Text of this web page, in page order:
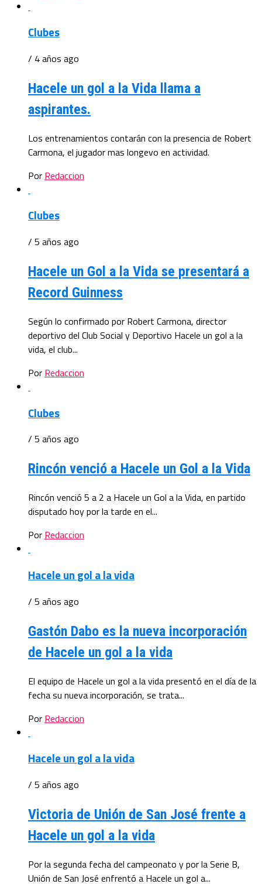
Clubes
/ 4 años ago
Hacele un gol a la Vida llama a
aspirantes.
Los entrenamientos contarán con la presencia de Robert
Carmona, el jugador mas longevo en actividad.
Por Redaccion
Clubes
/ 5 años ago
Hacele un Gol a la Vida se presentará a
Record Guinness
Según lo confirmado por Robert Carmona, director
deportivo del Club Social y Deportivo Hacele un gol a la
vida, el club...
Por Redaccion
Clubes
/ 5 años ago
Rincón venció a Hacele un Gol a la Vida
Rincón venció 5 a 2 a Hacele un Gol a la Vida, en partido
disputado hoy por la tarde en el...
Por Redaccion
Hacele un gol a la vida
/ 5 años ago
Gastón Dabo es la nueva incorporación
de Hacele un gol a la vida
El equipo de Hacele un gol a la vida presentó en el día de la
fecha su nueva incorporación, se trata...
Por Redaccion
Hacele un gol a la vida
/ 5 años ago
Victoria de Unión de San José frente a
Hacele un gol a la vida
Por la segunda fecha del campeonato y por la Serie B,
Unión de San José enfrentó a Hacele un gol a...